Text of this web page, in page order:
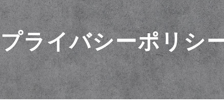
プライバシーポリシ